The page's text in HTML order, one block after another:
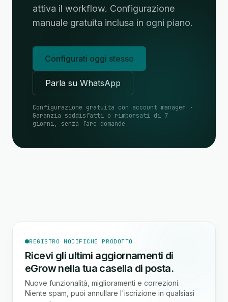
attiva il workflow. Configurazione
manuale gratuita inclusa in ogni piano.
Configurati oggi stesso
Parla su WhatsApp
Configurazione gratuita con account manager ·
Garanzia soddisfatti o rimborsati di 7
giorni, senza fare domande
REGISTRO MODIFICHE PRODOTTO
Ricevi gli ultimi aggiornamenti di
eGrow nella tua casella di posta.
Nuove funzionalità, miglioramenti e correzioni.
Niente spam, puoi annullare l'iscrizione in qualsiasi